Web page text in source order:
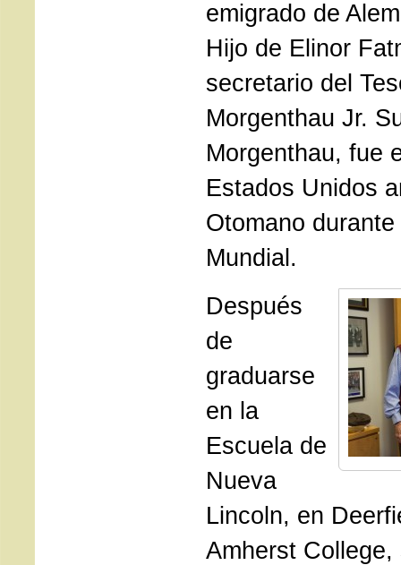
emigrado de
Hijo de Elinor
secretario del
Morgenthau Jr.
Morgenthau, fue
Estados Unidos
Otomano
Mundial.
Después
de
graduarse
en la
Escuela de
Nueva
Lincoln, en
Amherst